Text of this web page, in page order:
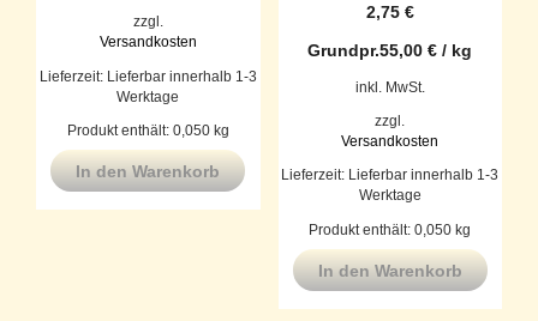
zzgl.
Versandkosten
Lieferzeit: Lieferbar innerhalb 1-3
Werktage
Produkt enthält: 0,050 kg
In den Warenkorb
2,75 €
Grundpr.55,00€ / kg
inkl. MwSt.
zzgl.
Versandkosten
Lieferzeit:
Lieferbar innerhalb 1-3
Werktage
Produkt enthält: 0,050kg
In den Warenkorb